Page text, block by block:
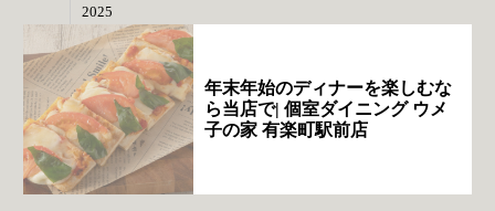
2025
年末年始のディナーを楽しむな
ら当店で| 個室ダイニング ウメ
子の家 有楽町駅前店